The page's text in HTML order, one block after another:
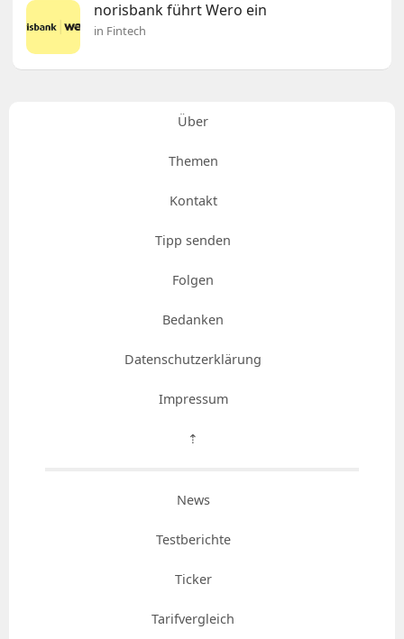
norisbank führt Wero ein
in Fintech
Über
Themen
Kontakt
Tipp senden
Folgen
Bedanken
Datenschutzerklärung
Impressum
⇡
News
Testberichte
Ticker
Tarifvergleich